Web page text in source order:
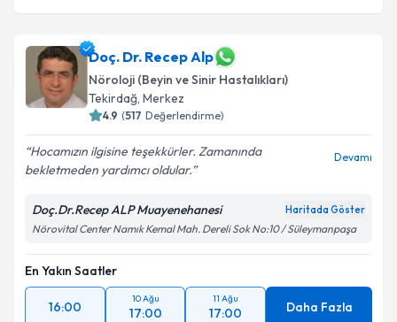
Doç. Dr. Recep Alp
Nöroloji (Beyin ve Sinir Hastalıkları)
Tekirdağ, Merkez
4.9 (517 Değerlendirme)
Hocamızın ilgisine teşekkürler. Zamanında
bekletmeden yardımcı oldular.
Devamı
Doç.Dr.Recep ALP Muayenehanesi Haritada Göster
Nörovital Center Namık Kemal Mah. Dereli Sok No:10 / Süleymanpaşa
En Yakın Saatler
16:00
10 Ağu
17:00
11 Ağu
17:00 Daha Fazla